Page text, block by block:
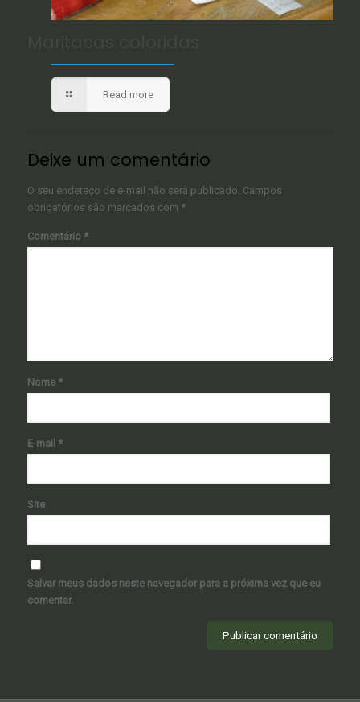
Read more
Deixe um comentário
O seu endereço de e-mail não será publicado. Campos
obrigatórios são marcados com *
Comentário *
Nome *
E-mail *
Site
Salvar meus dados neste navegador para a próxima vez que eu
comentar.